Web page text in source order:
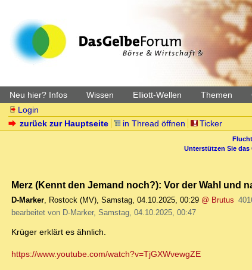
Neu hier? Infos Wissen Elliott-Wellen Themen
Login
zurück zur Hauptseite
in Thread öffnen Ticker
Unterstützen Sie das
Merz (Kennt den Jemand noch?): Vor der Wahl und
D-Marker, Rostock (MV), Samstag, 04.10.2025, 00:29 @ Brutus
bearbeitet von D-Marker, Samstag, 04.10.2025, 00:47
Krüger erklärt es ähnlich.
https://www.youtube.com/watch?v=TjGXWvewgZE